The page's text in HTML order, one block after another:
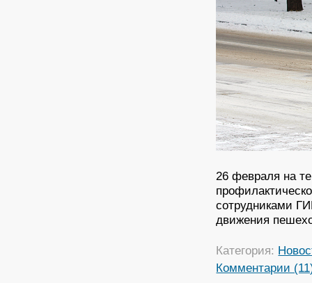
26 февраля на
сотрудниками
движения
Категория:
Комментарии